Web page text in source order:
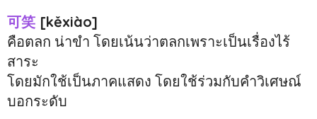
可笑 [kěxiào]
คือตลก น่าขำ โดยเน้นว่าตลกเพราะเป็นเรื่องไร้
สาระ
โดยมักใช้เป็นภาคแสดง โดยใช้ร่วมกับคำวิเศษณ์
บอกระดับ